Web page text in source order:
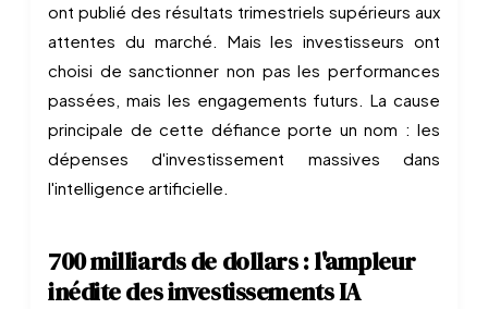
ont publié des résultats trimestriels supérieurs aux
attentes du marché. Mais les investisseurs ont
choisi de sanctionner non pas les performances
passées, mais les engagements futurs. La cause
principale de cette défiance porte un nom : les
dépenses d'investissement massives dans
l'intelligence artificielle.
700 milliards de dollars : l'ampleur
inédite des investissements IA